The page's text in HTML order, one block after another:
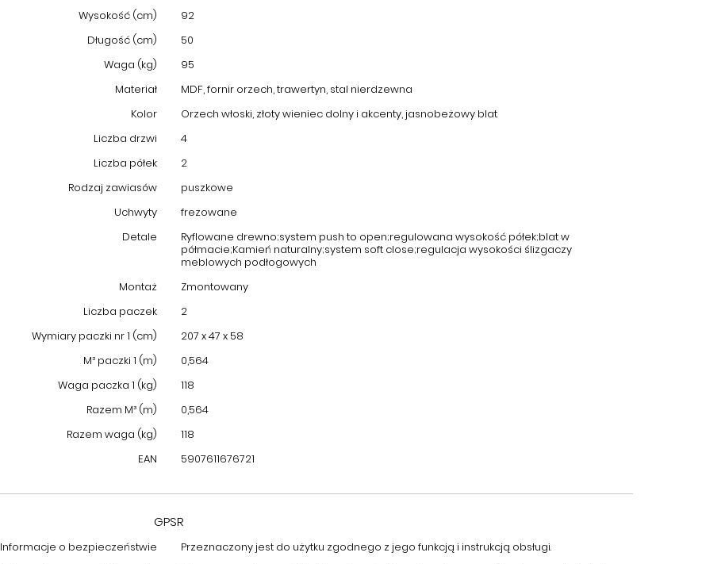
Wysokość (cm)
92
Długość (cm)
50
Waga (kg)
95
Materiał
MDF, fornir orzech, trawertyn, stal nierdzewna
Kolor
Orzech włoski, złoty wieniec dolny i akcenty, jasnobeżowy blat
Liczba drzwi
4
Liczba półek
2
Rodzaj zawiasów
puszkowe
Uchwyty
frezowane
Detale
Ryflowane drewno;system push to open;regulowana wysokość półek;blat w
półmacie;Kamień naturalny;system soft close;regulacja wysokości ślizgaczy
meblowych podłogowych
Montaż
Zmontowany
Liczba paczek
2
Wymiary paczki nr 1 (cm)
207 x 47 x 58
M³ paczki 1 (m)
0,564
Waga paczka 1 (kg)
118
Razem M³ (m)
0,564
Razem waga (kg)
118
EAN
5907611676721
GPSR
Informacje o bezpieczeństwie
Przeznaczony jest do użytku zgodnego z jego funkcją i instrukcją obsługi.